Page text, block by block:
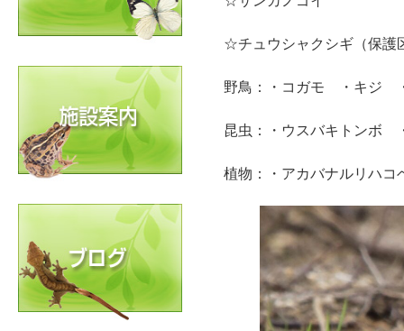
☆チュウシャクシギ（保護
野鳥：・コガモ ・キジ
昆虫：・ウスバキトンボ
植物：・アカバナルリハ